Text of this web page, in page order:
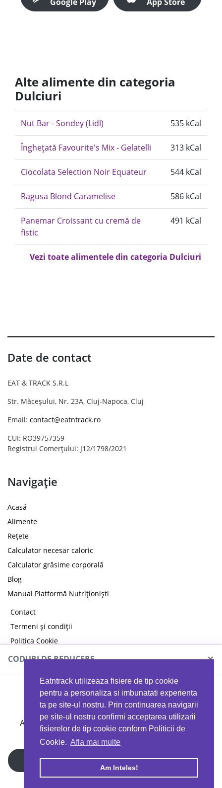
Eatntrack utilizeaza fisiere de tip cookie
pentru a personaliza si imbunatati experienta
ta pe site-ul nostru. Prin continuarea navigarii
pe site-ul nostru confirmi acceptarea utilizarii
fisierelor de tip cookie conform Politicii de
Cookie. Afla mai multe
Am Inteles!
Alte alimente din categoria
Dulciuri
Nut Bar - Sondey (Lidl) 535 kCal
Înghețată Favourite's Mix - Gelatelli 313 kCal
Ciocolata Selection Noir Equateur 544 kCal
Ragusa Blond Caramelise 586 kCal
Panemar Croissant cu cremă de
fistic
491 kCal
Vezi toate alimentele din categoria Dulciuri
Date de contact
EAT & TRACK S.R.L
Str. Măceșului, Nr. 23A, Cluj-Napoca, Cluj
Email: contact@eatntrack.ro
CUI: RO39757359
Registrul Comerțului: J12/1798/2021
Navigație
Acasă
Alimente
Rețete
Calculator necesar caloric
Calculator grăsime corporală
Blog
Manual Platformă Nutriționiști
Contact
Termeni și condiții
Politica Cookie
Politica de confidențialitate
Copyright © 2026 EAT & TRACK S.R.L
CODURI DE REDUCERE ×
MYPROTEIN
Ai 40%reducere la orice comandă folosind codul
EATTRACK
Profită acum